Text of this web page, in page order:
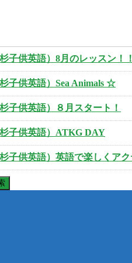
子供英語）8月のレッスン！！
子供英語）Sea Animals ☆
子供英語）８月スタート！
杉子供英語）ATKG DAY
子供英語）英語で楽しくアク